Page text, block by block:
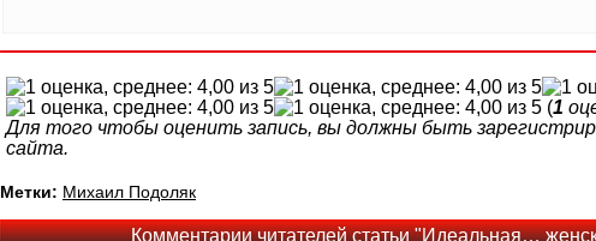
(1
Для того чтобы оценить запись, вы должны быть
сайта.
Метки: Михаил Подоляк
Комментарии читателей статьи "Идеальная…